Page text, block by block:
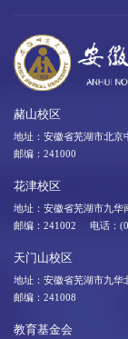
赭山校区
地址：安徽省芜湖市北京
邮编：241000
花津校区
地址：安徽省芜湖市九华
邮编：241002 电话：
天门山校区
地址：安徽省芜湖市九华
邮编：241008
教育基金会